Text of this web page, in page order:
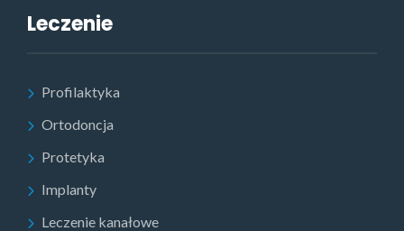
Leczenie
Profilaktyka
Ortodoncja
Protetyka
Implanty
Leczenie kanałowe